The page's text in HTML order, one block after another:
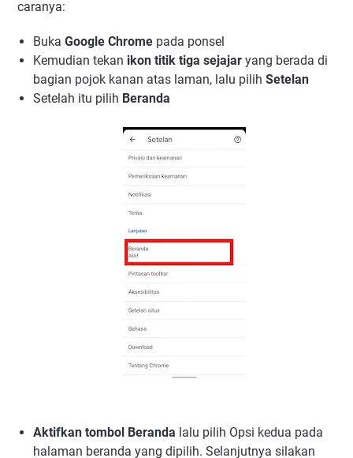
caranya:
Buka Google Chrome pada ponsel
Kemudian tekan ikon titik tiga sejajar yang berada di
bagian pojok kanan atas laman, lalu pilih Setelan
Setelah itu pilih Beranda
Aktifkan tombol Beranda lalu pilih Opsi kedua pada
halaman beranda yang dipilih. Selanjutnya silakan